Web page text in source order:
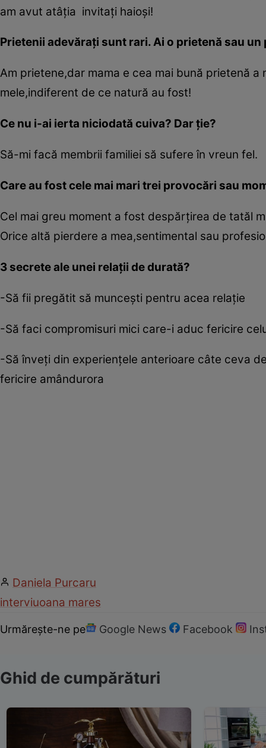
am avut atâţia invitaţi haioşi!
Prietenii adevăraţi sunt rari. Ai o prietenă sau
Am prietene,dar mama e cea mai bună prietenă
mele,indiferent de ce natură au fost!
Ce nu i-ai ierta niciodată cuiva? Dar ţie?
Să-mi facă membrii familiei să sufere în vreun fel.
Care au fost cele mai mari trei provocări sau
Cel mai greu moment a fost despărţirea de tatăl
Orice altă pierdere a mea,sentimental sau
3 secrete ale unei relaţii de durată?
-Să fii pregătit să munceşti pentru acea relaţie
-Să faci compromisuri mici care-i aduc fericire
-Să înveţi din experienţele anterioare câte ceva
fericire amândurora
Daniela Purcaru
interviuoana mares
Urmărește-ne pe Google News Facebook
Ghid de cumpărături